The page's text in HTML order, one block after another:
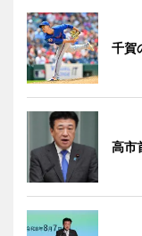
千賀
高市